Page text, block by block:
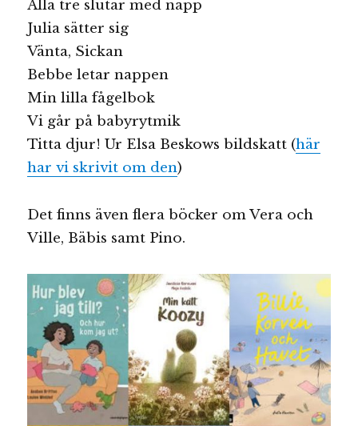
Alla tre slutar med napp
Julia sätter sig
Vänta, Sickan
Bebbe letar nappen
Min lilla fågelbok
Vi går på babyrytmik
Titta djur! Ur Elsa Beskows bildskatt (här
har vi skrivit om den)
Det finns även flera böcker om Vera och
Ville, Bäbis samt Pino.